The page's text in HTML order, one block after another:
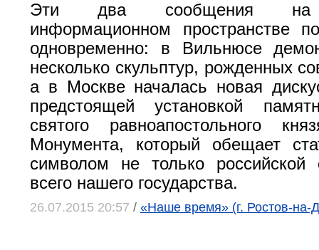
Эти два сообщения на
информационном пространстве
одновременно: в Вильнюсе
несколько скульптур, рожденных
а в Москве началась новая
предстоящей установкой
святого равноапостольного
Монумента, который обещает
символом не только
всего нашего государства.
26.07.2015 20:57 / «Наше время» (г. Ростов-на-